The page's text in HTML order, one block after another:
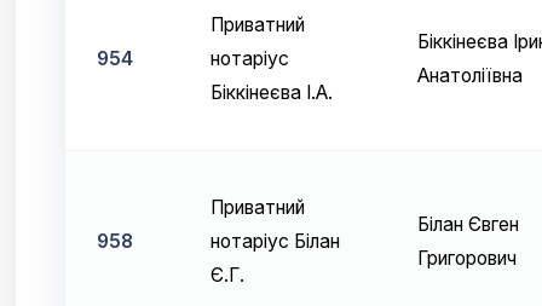
954
Приватний
нотаріус
Біккінеєва І.А.
Біккінеєва
Анатоліївна
958
Приватний
нотаріус Білан
Є.Г.
Білан Євген
Григорович